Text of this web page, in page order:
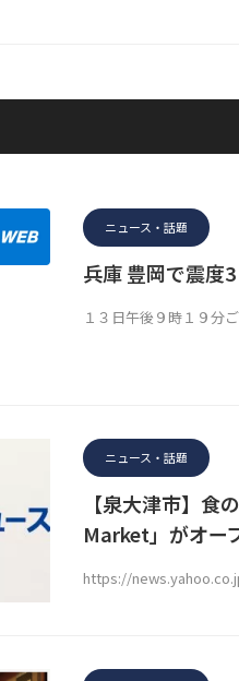
ニュース・話題
兵庫 豊岡で震度
１３日午後９時１９分
ニュース・話題
【泉大津市】
Market」がオー
https://